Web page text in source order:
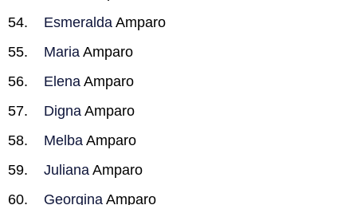
Esmeralda Amparo
Maria Amparo
Elena Amparo
Digna Amparo
Melba Amparo
Juliana Amparo
Georgina Amparo